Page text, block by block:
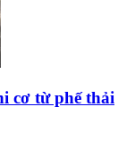
cơ từ phế thải